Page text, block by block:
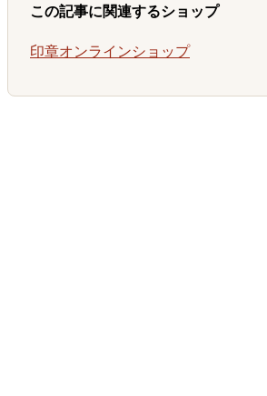
この記事に関連するショップ
印章オンラインショップ